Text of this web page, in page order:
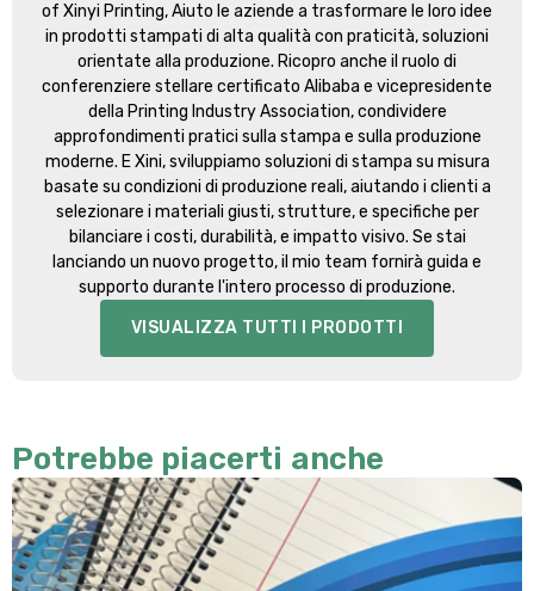
of Xinyi Printing, Aiuto le aziende a trasformare le loro idee
in prodotti stampati di alta qualità con praticità, soluzioni
orientate alla produzione. Ricopro anche il ruolo di
conferenziere stellare certificato Alibaba e vicepresidente
della Printing Industry Association, condividere
approfondimenti pratici sulla stampa e sulla produzione
moderne. E Xini, sviluppiamo soluzioni di stampa su misura
basate su condizioni di produzione reali, aiutando i clienti a
selezionare i materiali giusti, strutture, e specifiche per
bilanciare i costi, durabilità, e impatto visivo. Se stai
lanciando un nuovo progetto, il mio team fornirà guida e
supporto durante l'intero processo di produzione.
VISUALIZZA TUTTI I PRODOTTI
Potrebbe piacerti anche